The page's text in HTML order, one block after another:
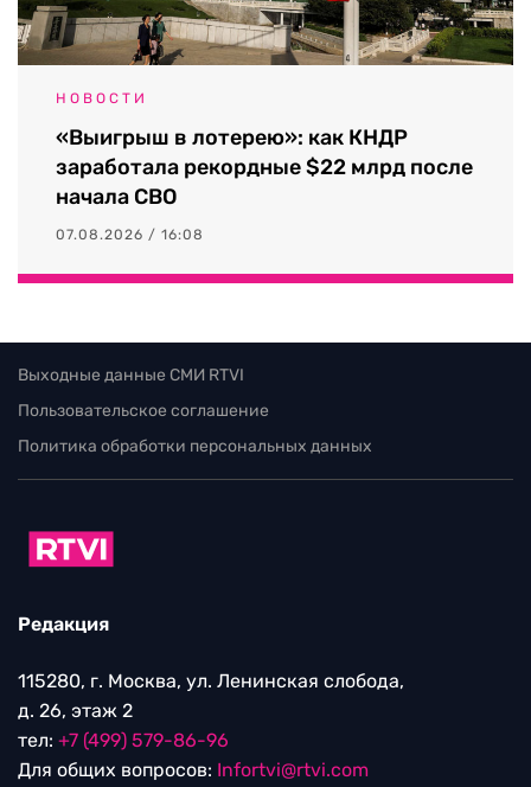
НОВОСТИ
«Выигрыш в лотерею»: как КНДР
заработала рекордные $22 млрд после
начала СВО
07.08.2026 / 16:08
Выходные данные СМИ RTVI
Пользовательское соглашение
Политика обработки персональных данных
Редакция
115280, г. Москва, ул. Ленинская слобода,
д. 26, этаж 2
тел: +7 (499) 579-86-96
Для общих вопросов: Infortvi@rtvi.com